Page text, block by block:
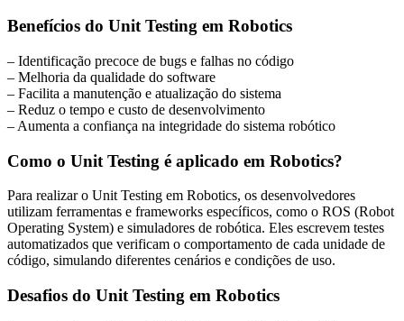
Benefícios do Unit Testing em Robotics
– Identificação precoce de bugs e falhas no código
– Melhoria da qualidade do software
– Facilita a manutenção e atualização do sistema
– Reduz o tempo e custo de desenvolvimento
– Aumenta a confiança na integridade do sistema robótico
Como o Unit Testing é aplicado em Robotics?
Para realizar o Unit Testing em Robotics, os desenvolvedores
utilizam ferramentas e frameworks específicos, como o ROS (Robot
Operating System) e simuladores de robótica. Eles escrevem testes
automatizados que verificam o comportamento de cada unidade de
código, simulando diferentes cenários e condições de uso.
Desafios do Unit Testing em Robotics